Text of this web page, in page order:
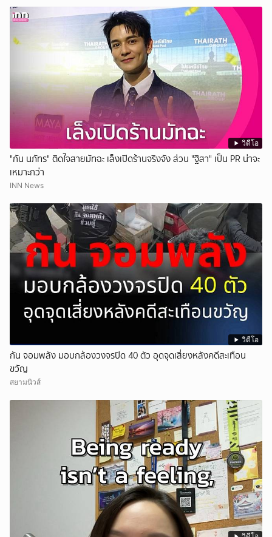
วิดีโอ
"กัน นภัทร" ติดใจสายมัทฉะ เล็งเปิดร้านจริงจัง ส่วน "ฐิสา" เป็น PR น่าจะ
เหมาะกว่า
INN News
วิดีโอ
กัน จอมพลัง มอบกล้องวงจรปิด 40 ตัว อุดจุดเสี่ยงหลังคดีสะเทือน
ขวัญ
สยามนิวส์